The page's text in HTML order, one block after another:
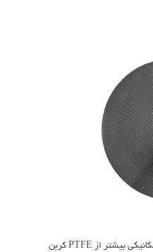
توضیحات: PTFE برنز دارای استحکام مکانیکی بیشتر از PTFE کربن